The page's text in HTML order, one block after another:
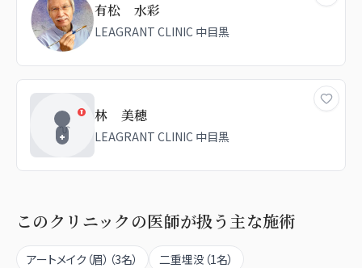
有松 水彩
LEAGRANT CLINIC 中目黒
林 美穂
LEAGRANT CLINIC 中目黒
このクリニックの医師が扱う主な施術
アートメイク（眉） （3名） 二重埋没 （1名）